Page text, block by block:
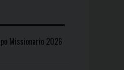
Missionario 2026